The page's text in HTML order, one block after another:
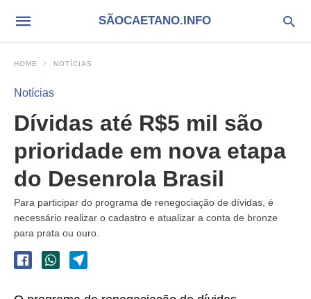
SÃOCAETANO.INFO
HOME NOTÍCIAS
Notícias
Dívidas até R$5 mil são
prioridade em nova etapa
do Desenrola Brasil
Para participar do programa de renegociação de dívidas, é
necessário realizar o cadastro e atualizar a conta de bronze
para prata ou ouro.